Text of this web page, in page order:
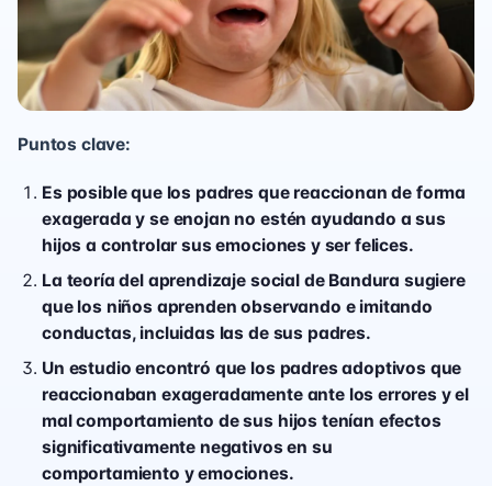
Puntos clave:
Es posible que los padres que reaccionan de forma
exagerada y se enojan no estén ayudando a sus
hijos a controlar sus emociones y ser felices.
La teoría del aprendizaje social de Bandura sugiere
que los niños aprenden observando e imitando
conductas, incluidas las de sus padres.
Un estudio encontró que los padres adoptivos que
reaccionaban exageradamente ante los errores y el
mal comportamiento de sus hijos tenían efectos
significativamente negativos en su
comportamiento y emociones.